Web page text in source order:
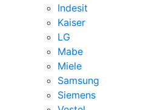
Indesit
Kaiser
LG
Mabe
Miele
Samsung
Siemens